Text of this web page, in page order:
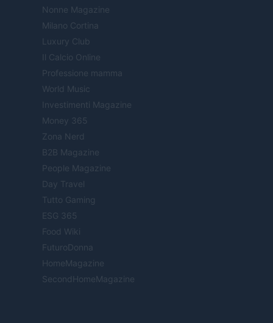
Nonne Magazine
Milano Cortina
Luxury Club
Il Calcio Online
Professione mamma
World Music
Investimenti Magazine
Money 365
Zona Nerd
B2B Magazine
People Magazine
Day Travel
Tutto Gaming
ESG 365
Food Wiki
FuturoDonna
HomeMagazine
SecondHomeMagazine